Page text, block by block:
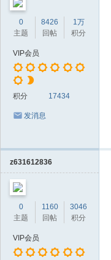
0
主题
8426
回帖
1万
积分
VIP会员
积分 17434
发消息
z631612836
0
主题
1160
回帖
3046
积分
VIP会员